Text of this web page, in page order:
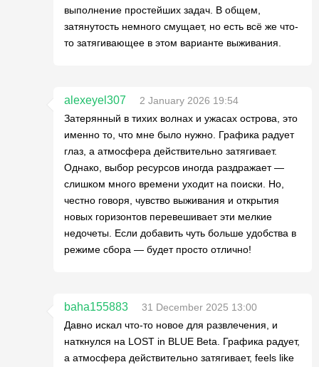
выполнение простейших задач. В общем,
затянутость немного смущает, но есть всё же что-
то затягивающее в этом варианте выживания.
alexeyel307
2 January 2026 19:54
Затерянный в тихих волнах и ужасах острова, это
именно то, что мне было нужно. Графика радует
глаз, а атмосфера действительно затягивает.
Однако, выбор ресурсов иногда раздражает —
слишком много времени уходит на поиски. Но,
честно говоря, чувство выживания и открытия
новых горизонтов перевешивает эти мелкие
недочеты. Если добавить чуть больше удобства в
режиме сбора — будет просто отлично!
baha155883
31 December 2025 13:00
Давно искал что-то новое для развлечения, и
наткнулся на LOST in BLUE Beta. Графика радует,
а атмосфера действительно затягивает, feels like